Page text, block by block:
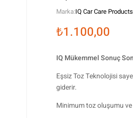
Marka:IQ Car Care Products
₺1.100,00
IQ Mükemmel Sonuç
Eşsiz Toz Teknolojisi
giderir.
Minimum toz oluşumu ve